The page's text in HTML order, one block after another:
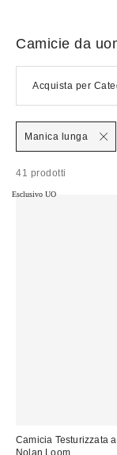
Camicie da
Acquista per
41 prodotti
Manica lunga
Esclusivo UO
Camicia Testurizzata
Nolan Loom